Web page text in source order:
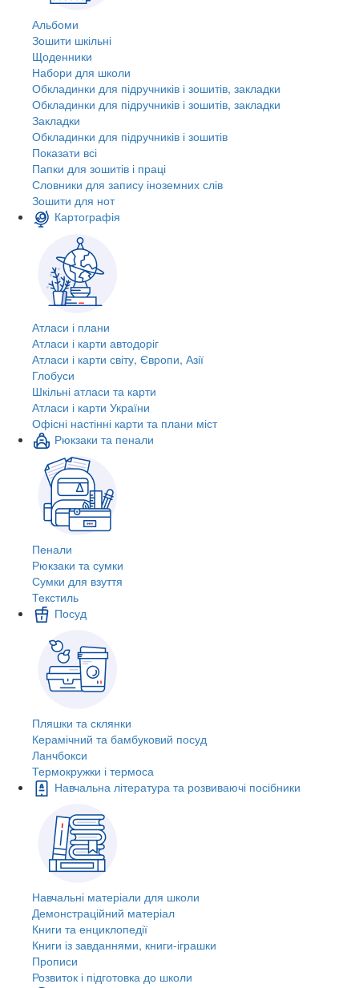
Альбоми
Зошити шкільні
Щоденники
Набори для школи
Обкладинки для підручників і зошитів, закладки
Обкладинки для підручників і зошитів, закладки
Закладки
Обкладинки для підручників і зошитів
Показати всі
Папки для зошитів і праці
Словники для запису іноземних слів
Зошити для нот
Картографія
Атласи і плани
Атласи і карти автодоріг
Атласи і карти світу, Європи, Азії
Глобуси
Шкільні атласи та карти
Атласи і карти України
Офісні настінні карти та плани міст
Рюкзаки та пенали
Пенали
Рюкзаки та сумки
Сумки для взуття
Текстиль
Посуд
Пляшки та склянки
Керамічний та бамбуковий посуд
Ланчбокси
Термокружки і термоса
Навчальна література та розвиваючі посібники
Навчальні матеріали для школи
Демонстраційний матеріал
Книги та енциклопедії
Книги із завданнями, книги-іграшки
Прописи
Розвиток і підготовка до школи